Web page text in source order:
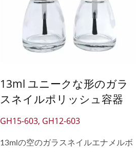
13ml ユニークな形のガラ
スネイルポリッシュ容器
GH15-603, GH12-603
13mlの空のガラスネイルエナメルボ
10ml角型ガラスボトル